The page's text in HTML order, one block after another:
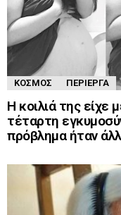
ΚΌΣΜΟΣ ΠΕΡΊΕΡΓΑ
Η κοιλιά της είχε
τέταρτη
πρόβλημα ήταν